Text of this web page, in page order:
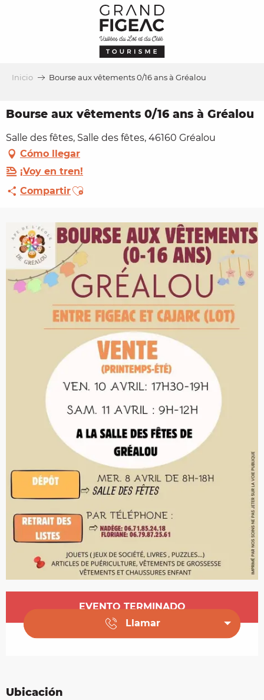
Inicio Bourse aux vêtements 0/16 ans à Gréalou
Bourse aux vêtements 0/16 ans à Gréalou
Salle des fêtes, Salle des fêtes, 46160 Gréalou
Cómo llegar
¡Voy en tren!
CompartirAjouter aux favoris
Horarios y datos de contacto
EVENTO TERMINADO
Llamar
Ubicación